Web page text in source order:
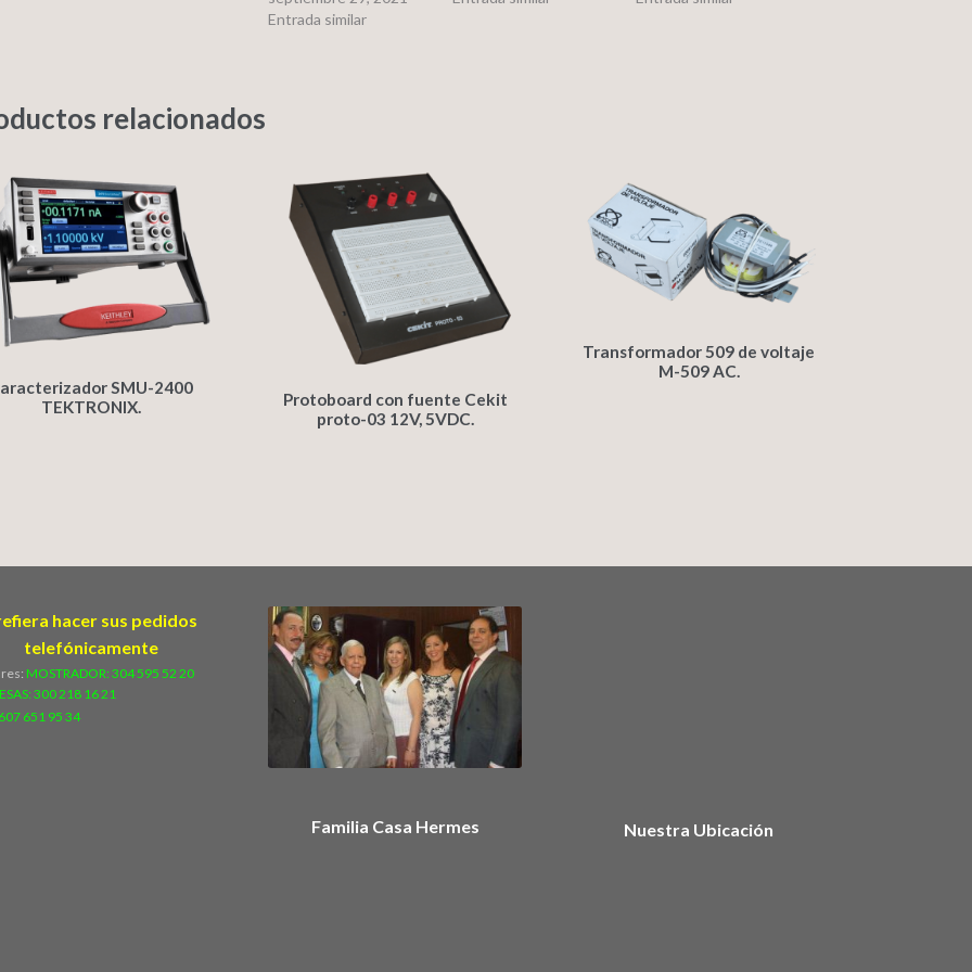
Entrada similar
relacionados
SMU-2400
TEKTRONIX.
Protoboard con fuente Cekit
proto-03 12V, 5VDC.
Transformador 509 de voltaje
M-509 AC.
hacer sus pedidos
telefónicamente
MOSTRADOR: 304 595 52 20
300 218 16 21
651 95 34
Familia Casa Hermes Nuestra Ubicación